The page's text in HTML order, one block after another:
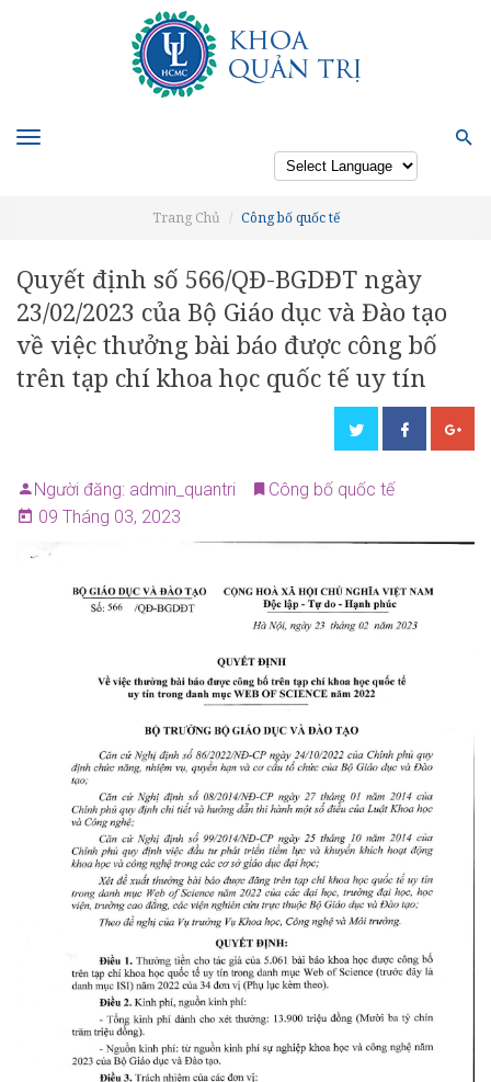
Toggle
Trang Chủ Công bố quốc tế
Quyết định số 566/QĐ-BGDĐT ngày
23/02/2023 của Bộ Giáo dục và Đào tạo
về việc thưởng bài báo được công bố
trên tạp chí khoa học quốc tế uy tín
Người đăng: admin_quantri
Công bố quốc tế
09 Tháng 03, 2023